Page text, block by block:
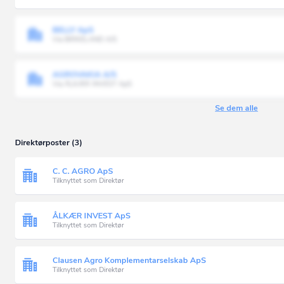
BELLY ApS
AGROVAKIA A/S
Se dem alle
Direktørposter (3)
C. C. AGRO ApS
Tilknyttet som Direktør
ÅLKÆR INVEST ApS
Tilknyttet som Direktør
Clausen Agro Komplementarselskab ApS
Tilknyttet som Direktør